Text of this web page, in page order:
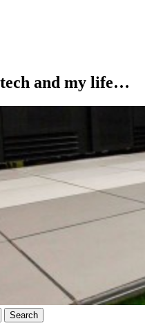
and my life…